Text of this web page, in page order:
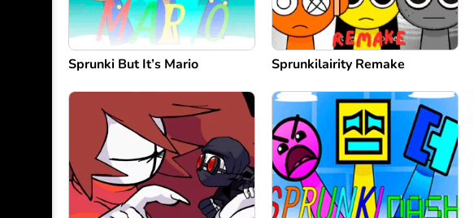
Sprunki But It’s Mario Sprunkilairity Remake